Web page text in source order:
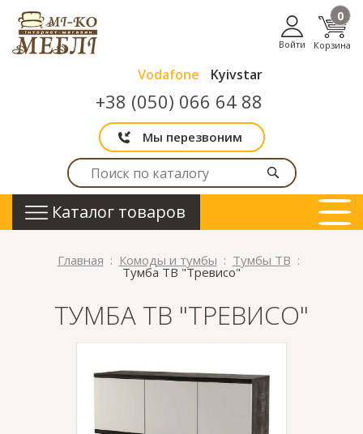
Vodafone Kyivstar
+38 (050) 066 64 88
Мы перезвоним
Войти Корзина
0
Каталог товаров
Главная Комоды и тумбы Тумбы ТВ
Тумба ТВ "Тревисо"
ТУМБА ТВ "ТРЕВИСО"